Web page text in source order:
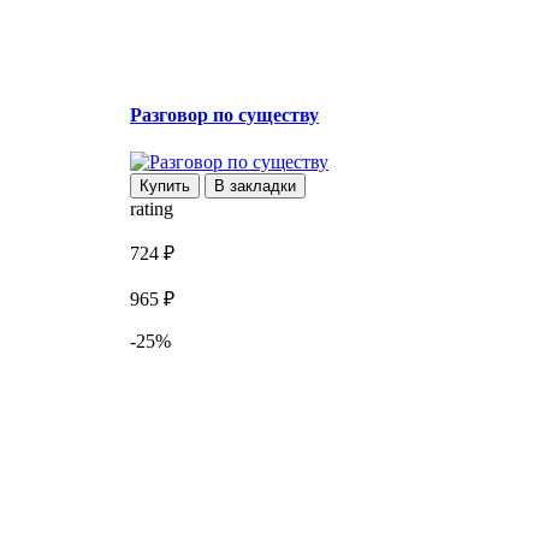
Разговор по существу
Купить В закладки
rating
724 ₽
965 ₽
-25%